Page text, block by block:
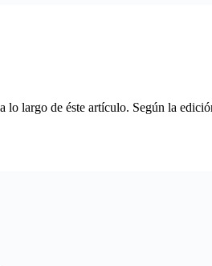
lo largo de éste artículo. Según la